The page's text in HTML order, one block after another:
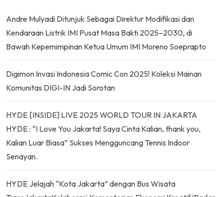
Andre Mulyadi Ditunjuk Sebagai Direktur Modifikasi dan
Kendaraan Listrik IMI Pusat Masa Bakti 2025–2030, di
Bawah Kepemimpinan Ketua Umum IMI Moreno Soeprapto
Digimon Invasi Indonesia Comic Con 2025! Koleksi Mainan
Komunitas DIGI-IN Jadi Sorotan
HYDE [INSIDE] LIVE 2025 WORLD TOUR IN JAKARTA
HYDE : “I Love You Jakarta! Saya Cinta Kalian, thank you,
Kalian Luar Biasa” Sukses Mengguncang Tennis Indoor
Senayan.
HYDE Jelajah “Kota Jakarta” dengan Bus Wisata